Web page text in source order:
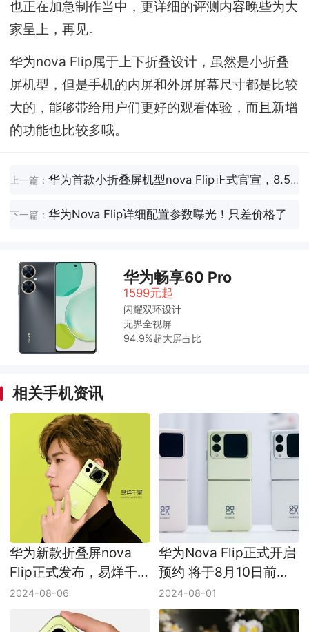
也正在加急制作当中，更详细的评测内容晚些为大
家呈上，再见。
华为nova Flip属于上下折叠设计，虽然是小折叠
屏机型，但是手机的内屏和外屏屏幕尺寸都是比较
大的，能够带给用户们更好的观看体验，而且新增
的功能也比较多哦。
上一篇：华为首款小折叠屏机型nova Flip正式官宣，8.5日见！
下一篇：华为Nova Flip详细配置参数曝光！只差价格了
华为畅享60 Pro
1599元起
闪耀双环设计
无界全视屏
94.9%超大屏占比
相关手机资讯
华为新款折叠屏nova
Flip正式发布，易烊千
玺代言，最低只需5288
2024-08-06
华为Nova Flip正式开启
预约 将于8月10日前发
货
2024-08-01